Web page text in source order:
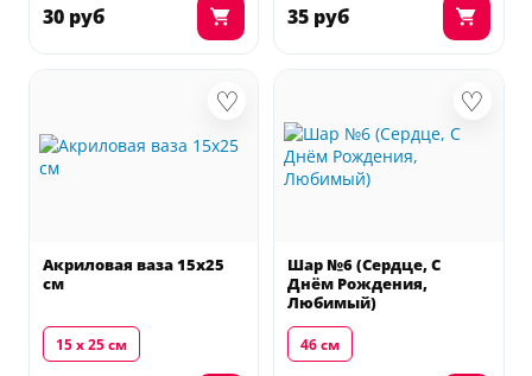
30 руб 35 руб
♡
Акриловая ваза 15х25
см
15 х 25 см
♡
Шар №6 (Сердце, С
Днём Рождения,
Любимый)
46 см